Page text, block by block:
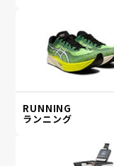
RUNNING
ランニング